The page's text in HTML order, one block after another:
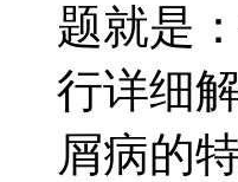
题就是
行详细
屑病的